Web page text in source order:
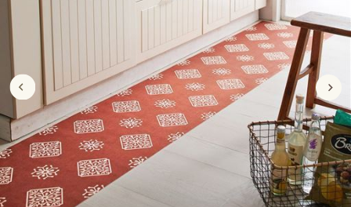
キッチン・雑貨・日用品
家具・収納
寝具・ベッド
カーテン・ラグ・ファブリック
美容・健康通販すべて
美容・健康・サプリメント
制服・スクール
制服・スクールすべて
制服・学生服
ジュニア・ティーンズ下着
大きいサイズ
大きいサイズ通販すべて
大きいサイズ レディース服
大きいサイズ レディース下着
バーゲン
バーゲンセール
シークレットセール
詳細検索
商品カテゴリ一覧
寝具・ベッド
カーテン・ラグ・ファブリック
美容・健康・サプリメント
制服・スクールすべて
制服・学生服
ジュニア・ティーンズ下着
大きいサイズ
大きいサイズ通販すべて
大きいサイズ レディース服
大きいサイズ レディース下着
大きいサイズ メンズ
バーゲン
バーゲンセール
シークレットセール
詳細検索
商品カテゴリ一覧
カタログ